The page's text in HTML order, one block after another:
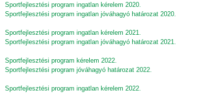
Sportfejlesztési program ingatlan kérelem 2020.
Sportfejlesztési program ingatlan jóváhagyó határozat 2020.
Sportfejlesztési program ingatlan kérelem 2021.
Sportfejlesztési program ingatlan jóváhagyó határozat 2021.
Sportfejlesztési program kérelem 2022.
Sportfejlesztési program jóváhagyó határozat 2022.
Sportfejlesztési program ingatlan kérelem 2022.